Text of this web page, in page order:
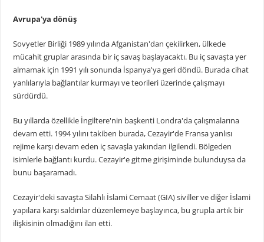
Avrupa'ya dönüş
Sovyetler Birliği 1989 yılında Afganistan'dan çekilirken, ülkede
mücahit gruplar arasında bir iç savaş başlayacaktı. Bu iç savaşta yer
almamak için 1991 yılı sonunda İspanya'ya geri döndü. Burada cihat
yanlılarıyla bağlantılar kurmayı ve teorileri üzerinde çalışmayı
sürdürdü.
Bu yıllarda özellikle İngiltere'nin başkenti Londra'da çalışmalarına
devam etti. 1994 yılını takiben burada, Cezayir'de Fransa yanlısı
rejime karşı devam eden iç savaşla yakından ilgilendi. Bölgeden
isimlerle bağlantı kurdu. Cezayir'e gitme girişiminde bulunduysa da
bunu başaramadı.
Cezayir'deki savaşta Silahlı İslami Cemaat (GIA) siviller ve diğer İslami
yapılara karşı saldırılar düzenlemeye başlayınca, bu grupla artık bir
ilişkisinin olmadığını ilan etti.